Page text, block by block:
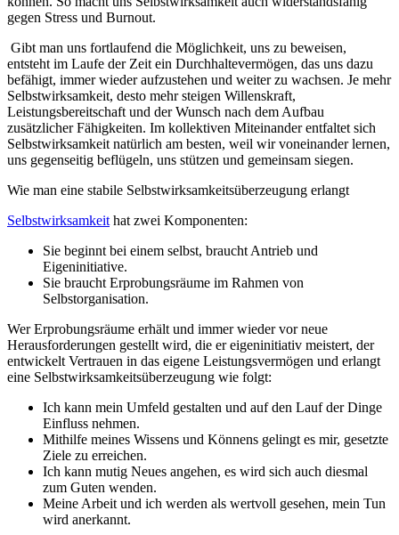
gegen Stress und Burnout.
Gibt man uns fortlaufend die Möglichkeit, uns zu beweisen,
entsteht im Laufe der Zeit ein Durchhaltevermögen, das uns dazu
befähigt, immer wieder aufzustehen und weiter zu wachsen. Je mehr
Selbstwirksamkeit, desto mehr steigen Willenskraft,
Leistungsbereitschaft und der Wunsch nach dem Aufbau
zusätzlicher Fähigkeiten. Im kollektiven Miteinander entfaltet sich
Selbstwirksamkeit natürlich am besten, weil wir voneinander lernen,
uns gegenseitig beflügeln, uns stützen und gemeinsam siegen.
Wie man eine stabile Selbstwirksamkeitsüberzeugung erlangt
Selbstwirksamkeit hat zwei Komponenten:
Sie beginnt bei einem selbst, braucht Antrieb und
Eigeninitiative.
Sie braucht Erprobungsräume im Rahmen von
Selbstorganisation.
Wer Erprobungsräume erhält und immer wieder vor neue
Herausforderungen gestellt wird, die er eigeninitiativ meistert, der
entwickelt Vertrauen in das eigene Leistungsvermögen und erlangt
eine Selbstwirksamkeitsüberzeugung wie folgt:
Ich kann mein Umfeld gestalten und auf den Lauf der Dinge
Einfluss nehmen.
Mithilfe meines Wissens und Könnens gelingt es mir, gesetzte
Ziele zu erreichen.
Ich kann mutig Neues angehen, es wird sich auch diesmal
zum Guten wenden.
Meine Arbeit und ich werden als wertvoll gesehen, mein Tun
wird anerkannt.